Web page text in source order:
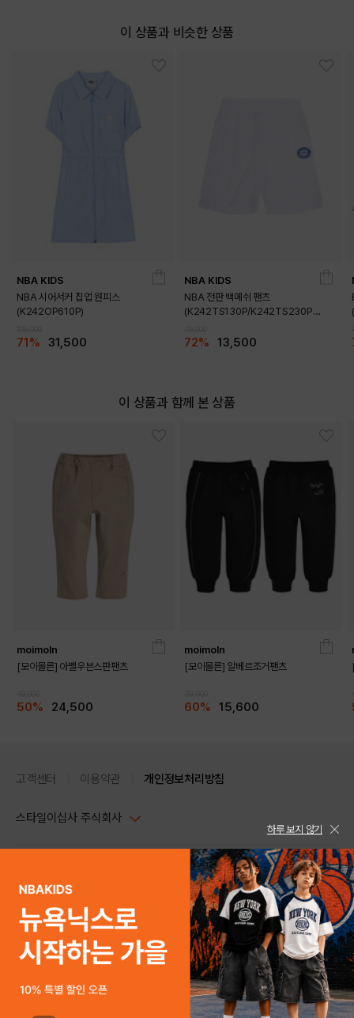
DETAILS
이 상품과 비슷한 상품
NBA KIDS
NBA 시어서커 집업 원피스
(K242OP610P)
71% 31,500
NBA KIDS
NBA 전판 백메쉬 팬츠
(K242TS130P/K242TS230P
72% 13,500
이 상품과 함께 본 상품
moimoln
[모이몰른] 아벨우븐스판팬츠
50% 24,500
moimoln
[모이몰른] 알베르조거팬츠
60% 15,600
고객센터 이용약관 개인정보처리방침
스타일이십사 주식회사
주소 : 서울시 강남구 논현로 633, 6층 (논현동, 한세엠케이빌딩)
사업자등록번호 : 116-81-32499
통신판매업신고번호 : 제 2024-서울강남-04239
호스팅 서비스 : 스타일이십사㈜
고객센터 1544-5336(평일 09:00~ 18:00 토/일/공휴일 휴무)
스타일24 고객센터 1544-5336
평일 09:00~ 18:00 (토/일/공휴일 휴무)
help Email : help@style24.com
COPYRIGHTⓒ2021 STYLE24 ALL RIGHTS RESERVED.
하루 보지 않기